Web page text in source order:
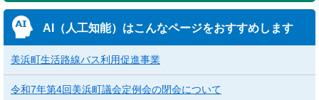
AI（人工知能）はこんなページをおすすめします
美浜町生活路線バス利用促進事業
令和7年第4回美浜町議会定例会の閉会について